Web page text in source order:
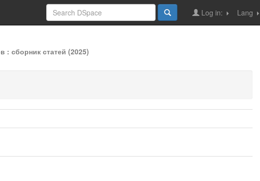
Lang
Log in:
: сборник статей (2025)